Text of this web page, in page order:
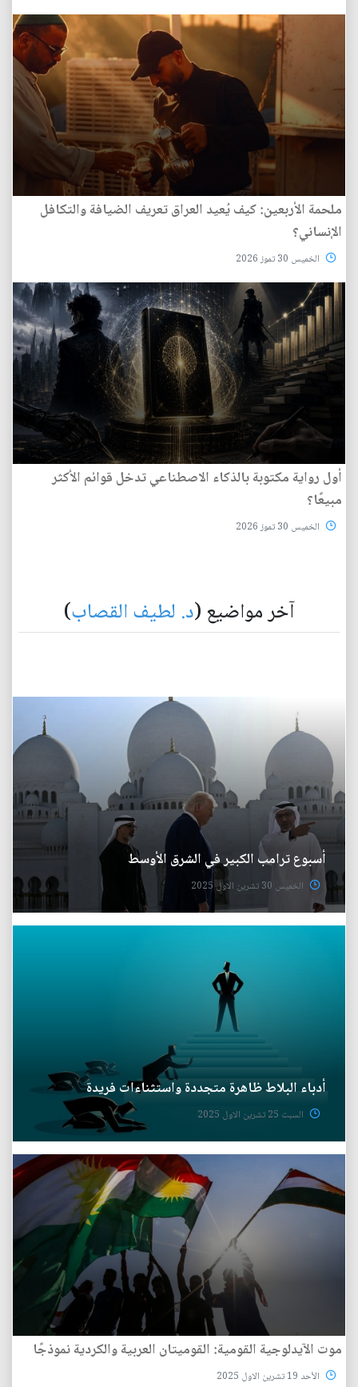
ملحمة الأربعين: كيف يُعيد العراق تعريف الضيافة والتكافل
الإنساني؟
الخميس 30 تموز 2026
أول رواية مكتوبة بالذكاء الاصطناعي تدخل قوائم الأكثر
مبيعًا؟
الخميس 30 تموز 2026
آخر مواضيع (د. لطيف القصاب)
أسبوع ترامب الكبير في الشرق الأوسط
الخميس 30 تشرين الاول 2025
أدباء البلاط ظاهرة متجددة واستثناءات فريدة
السبت 25 تشرين الاول 2025
موت الآيدلوجية القومية: القوميتان العربية والكردية نموذجًا
الأحد 19 تشرين الاول 2025